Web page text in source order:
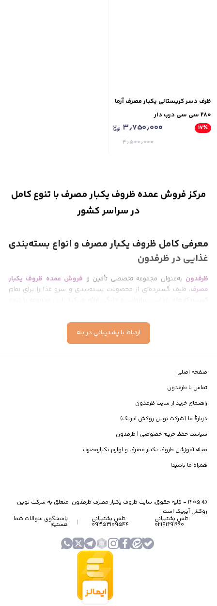
ظرف دسر کریستالی یکبار مصرف آرما
۲۸۰ سی سی درب دار
۱۷٪ ۳٫۷۵۰٫۰۰۰
۴٫۵۰۰٫۰۰۰
مرکز فروش عمده ظروف یکبار مصرف با تنوع کامل
در سراسر کشور
معرفی کامل ظروف یکبار مصرف و انواع بسته‌بندی
غذایی در ظرفدون
ظرفدون به‌عنوان مجموعه تخصصی تأمین و فروش عمده ظروف یکبار
مصرف، طیف گسترده‌ای از محصولات بسته‌بندی و سرو غذا را برای تمام
کترینگ‌ها،فست‌فودها،قنادی‌ها
فروشگاه‌های عمده‌فروشی و مصرف‌کنندگان خرد ساده‌تر کرده است.
خورشتی، نوشیدنی، دسر و سالاد قابل استفاده هستند.
استانداردهای کیفیت و ایمنی ظروف یکبار مصرف
استفاده ازظروف یکبار مصرف استاندارد
مصرف‌کننده، کیفیت غذا و بهبود تجربه مشتری دارد.
ویژگی‌های کلیدی کیفیت
● تولید با مواد اولیه درجه یک
فاقد مواد مضر(BPA Free)
● مناسب تماس مستقیم با غذا
● مقاومت دمایی بر اساس نوع محصول
ظروف استاندارد باعث حفظ طعم واقعی غذا، جلوگیری از نشتی، بهداشت
ارتباط با پشتیبانی در بله
صفحه اصلی
تماس با ظرفدون
راهنمای خرید از سایت ظرفدون
دربارۀ ما (شرکت نوین روکش آیریک)
سیاست حفظ حریم خصوصی | ظرفدون
مجله آموزشی ظروف یکبار مصرف و لوازم یکبارمصرف
همراه ما باشید!
© ۱۴۰۵ - کلیه حقوق، سایت ظروف یکبار مصرف ظرفدون، متعلق به شرکت نوین
روکش آیریک است.
تلفن پشتیبانی
۰۲۱۹۱۶۹۱۶۶۰
تلفن پشتیبانی
۰۹۳۵۳۱۰۹۵۴۴
پاسخگوی سوالات شما
هستیم